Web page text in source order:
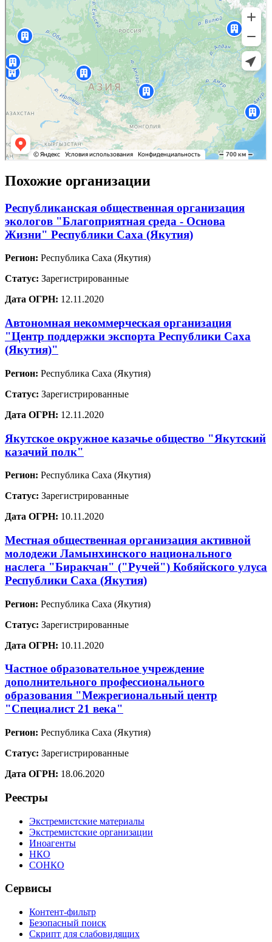
Похожие организации
Республиканская общественная организация
экологов "Благоприятная среда - Основа
Жизни" Республики Саха (Якутия)
Регион: Республика Саха (Якутия)
Статус: Зарегистрированные
Дата ОГРН: 12.11.2020
Автономная некоммерческая организация
"Центр поддержки экспорта Республики Саха
(Якутия)"
Регион: Республика Саха (Якутия)
Статус: Зарегистрированные
Дата ОГРН: 12.11.2020
Якутское окружное казачье общество "Якутский
казачий полк"
Регион: Республика Саха (Якутия)
Статус: Зарегистрированные
Дата ОГРН: 10.11.2020
Местная общественная организация активной
молодежи Ламынхинского национального
наслега "Биракчан" ("Ручей") Кобяйского улуса
Республики Саха (Якутия)
Регион: Республика Саха (Якутия)
Статус: Зарегистрированные
Дата ОГРН: 10.11.2020
Частное образовательное учреждение
дополнительного профессионального
образования "Межрегиональный центр
"Специалист 21 века"
Регион: Республика Саха (Якутия)
Статус: Зарегистрированные
Дата ОГРН: 18.06.2020
Реестры
Экстремистские материалы
Экстремистские организации
Иноагенты
НКО
СОНКО
Сервисы
Контент-фильтр
Безопасный поиск
Скрипт для слабовидящих